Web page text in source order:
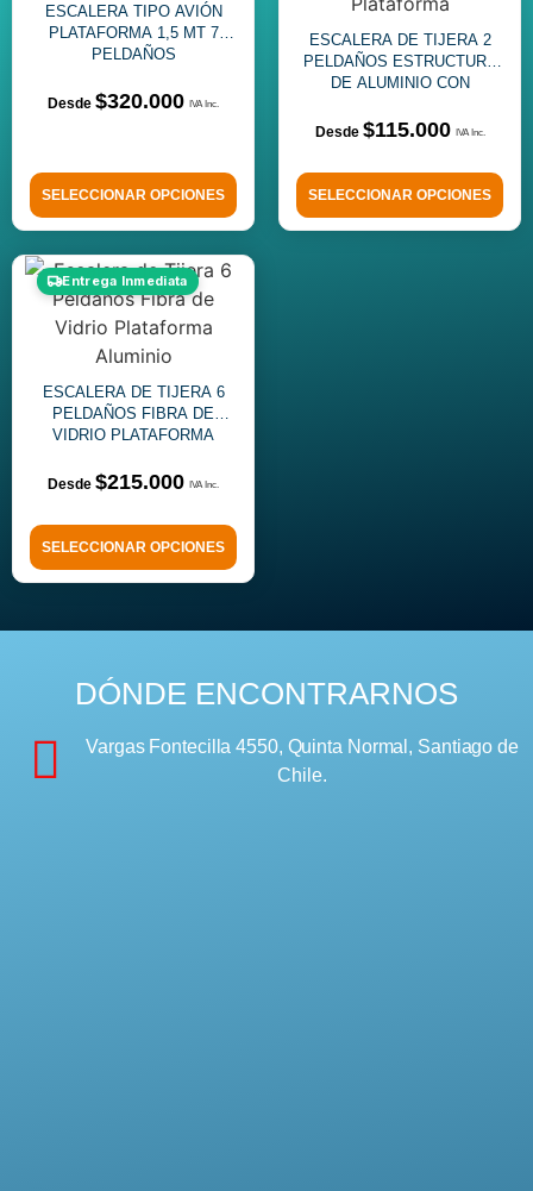
ESCALERA TIPO AVIÓN
PLATAFORMA 1,5 MT 7
PELDAÑOS
$320.000
SELECCIONAR OPCIONES
ESCALERA DE TIJERA 2
PELDAÑOS ESTRUCTURA
DE ALUMINIO CON
$115.000
SELECCIONAR OPCIONES
Entrega Inmediata
ESCALERA DE TIJERA 6
PELDAÑOS FIBRA DE
VIDRIO PLATAFORMA
$215.000
SELECCIONAR OPCIONES
DÓNDE ENCONTRARNOS
Vargas Fontecilla 4550, Quinta Normal, Santiago de
Chile.